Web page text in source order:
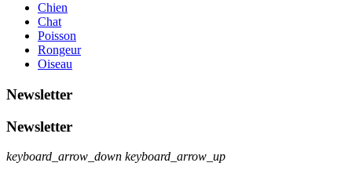
Chien
Chat
Poisson
Rongeur
Oiseau
Newsletter
Newsletter
keyboard_arrow_down keyboard_arrow_up